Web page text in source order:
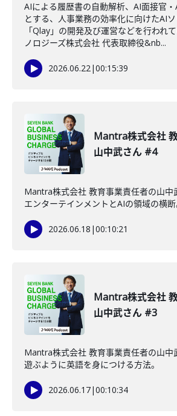
AIによる履歴書の自動解析、AI面接官
とする、人事業務の効率化に向けたAI
「Qlay」の開発及び運営などを行われ
ノロジーズ株式会社 代表取締役&nb...
2026.06.22|00:15:39
Mantra株式会社
山中武さん #4
Mantra株式会社 教育事業責任者の山中
エンターテインメントとAIの領域の横断
2026.06.18 |00:10:21
Mantra株式会社
山中武さん #3
Mantra株式会社 教育事業責任者の山中
遊ぶように英語を身につける方法。
2026.06.17|00:10:34